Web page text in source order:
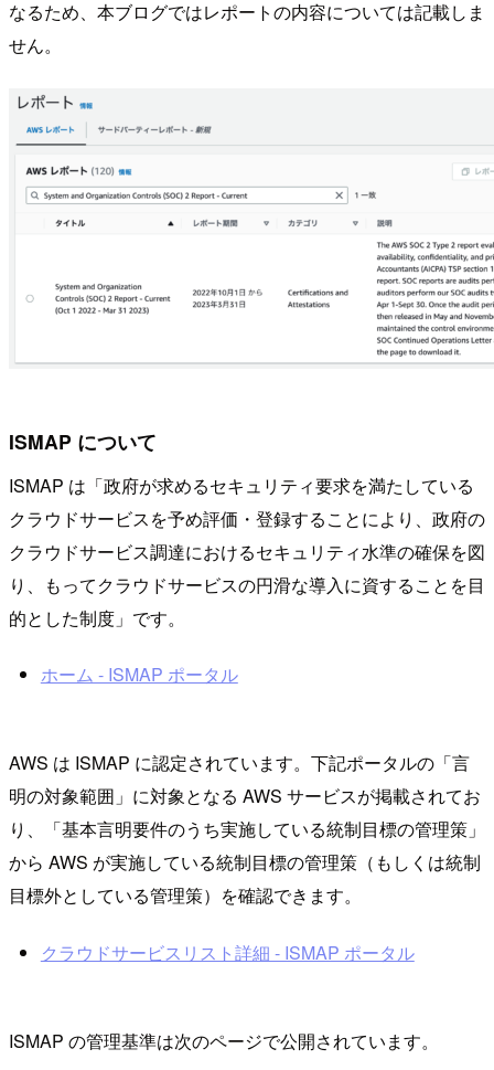
なるため、本ブログではレポートの内容については記載しま
せん。
ISMAP について
ISMAP は「政府が求めるセキュリティ要求を満たしている
クラウドサービスを予め評価・登録することにより、政府の
クラウドサービス調達におけるセキュリティ水準の確保を図
り、もってクラウドサービスの円滑な導入に資することを目
的とした制度」です。
ホーム - ISMAP ポータル
AWS は ISMAP に認定されています。下記ポータルの「言
明の対象範囲」に対象となる AWS サービスが掲載されてお
り、「基本言明要件のうち実施している統制目標の管理策」
から AWS が実施している統制目標の管理策（もしくは統制
目標外としている管理策）を確認できます。
クラウドサービスリスト詳細 - ISMAP ポータル
ISMAP の管理基準は次のページで公開されています。